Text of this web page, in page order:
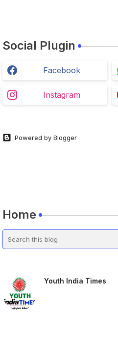
Social Plugin
Facebook
Instagram
Powered by Blogger
Home
Youth India Times